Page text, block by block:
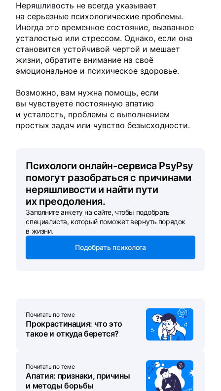
Неряшливость не всегда указывает
на серьезные психологические проблемы.
Иногда это временное состояние, вызванное
усталостью или стрессом. Однако, если она
становится устойчивой чертой и мешает
жизни, обратите внимание на своё
эмоциональное и психическое здоровье.
Возможно, вам нужна помощь, если
вы чувствуете постоянную апатию
и усталость, проблемы с выполнением
простых задач или чувство безысходности.
Психологи онлайн-сервиса PsyPsy
помогут разобраться с причинами
неряшливости и найти пути
их преодоления.
Заполните анкету на сайте, чтобы подобрать
специалиста, который поможет вернуть порядок
в жизни.
Подобрать психолога
Почитать по теме
Прокрастинация: что это
такое и откуда берется?
Почитать по теме
Апатия: признаки, причины
и методы борьбы